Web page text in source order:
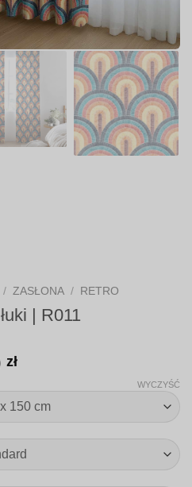
/ ZASŁONA / RETRO
| R011
złZakres
od
147,00 zł
do
370,00 zł
WYCZYŚĆ